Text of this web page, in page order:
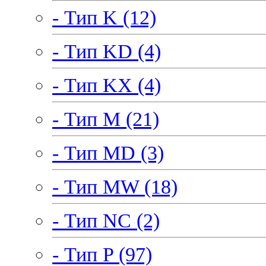
- Тип K (12)
- Тип KD (4)
- Тип KX (4)
- Тип M (21)
- Тип MD (3)
- Тип MW (18)
- Тип NC (2)
- Тип P (97)